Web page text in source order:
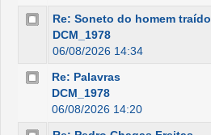
Re: Soneto do homem traído
DCM_1978
06/08/2026 14:34
Re: Palavras
DCM_1978
06/08/2026 14:20